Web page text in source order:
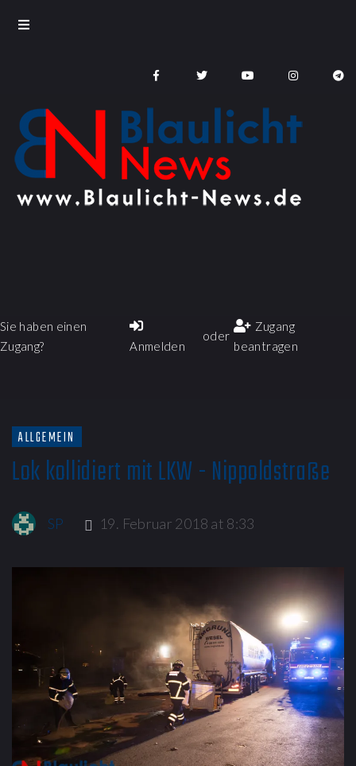
Sie haben einen
Zugang?
Anmelden
oder
Zugang
beantragen
ALLGEMEIN
Lok kollidiert mit LKW - Nippoldstraße
SP 19. Februar 2018 at 8:33